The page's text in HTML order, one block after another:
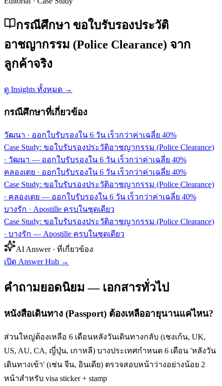
กรณีศึกษา ขอใบรับรองประวัติ
อาชญากรรม (Police Clearance) จาก
ลูกค้าจริง
ดู Insights ทั้งหมด →
กรณีศึกษาที่เกี่ยวข้อง
วัฒนา · ออกใบรับรองใน 6 วัน เร็วกว่าค่าเฉลี่ย 40%
Case Study: ขอใบรับรองประวัติอาชญากรรม (Police Clearance)
· วัฒนา — ออกใบรับรองใน 6 วัน เร็วกว่าค่าเฉลี่ย 40%
คลองเตย · ออกใบรับรองใน 6 วัน เร็วกว่าค่าเฉลี่ย 40%
Case Study: ขอใบรับรองประวัติอาชญากรรม (Police Clearance)
· คลองเตย — ออกใบรับรองใน 6 วัน เร็วกว่าค่าเฉลี่ย 40%
บางรัก · Apostille ครบในชุดเดียว
Case Study: ขอใบรับรองประวัติอาชญากรรม (Police Clearance)
· บางรัก — Apostille ครบในชุดเดียว
AI Answer · ที่เกี่ยวข้อง
เปิด Answer Hub →
คำถามยอดนิยม — เอกสารทั่วไป
หนังสือเดินทาง (Passport) ต้องเหลืออายุนานแค่ไหน?
ส่วนใหญ่ต้องเหลือ 6 เดือนหลังวันเดินทางกลับ (เชงเก้น, UK,
US, AU, CA, ญี่ปุ่น, เกาหลี) บางประเทศกำหนด 6 เดือน 'หลังวัน
เดินทางเข้า' (เช่น จีน, อินเดีย) ตรวจสอบหน้าว่างอย่างน้อย 2
หน้าสำหรับ visa sticker + stamp